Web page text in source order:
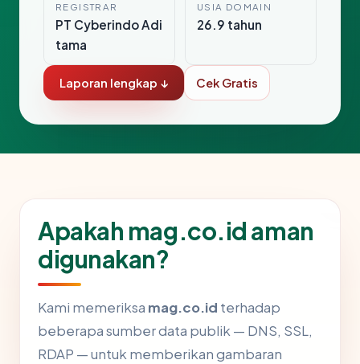
REGISTRAR
PT Cyberindo Adi
tama
USIA DOMAIN
26.9 tahun
Laporan lengkap ↓ Cek Gratis
Apakah mag.co.id aman
digunakan?
Kami memeriksa mag.co.id terhadap
beberapa sumber data publik — DNS, SSL,
RDAP — untuk memberikan gambaran